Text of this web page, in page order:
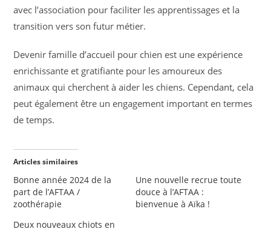
avec l’association pour faciliter les apprentissages et la
transition vers son futur métier.
Devenir famille d’accueil pour chien est une expérience
enrichissante et gratifiante pour les amoureux des
animaux qui cherchent à aider les chiens. Cependant, cela
peut également être un engagement important en termes
de temps.
Articles similaires
Bonne année 2024 de la
part de l’AFTAA /
zoothérapie
Une nouvelle recrue toute
douce à l’AFTAA :
bienvenue à Aïka !
Deux nouveaux chiots en